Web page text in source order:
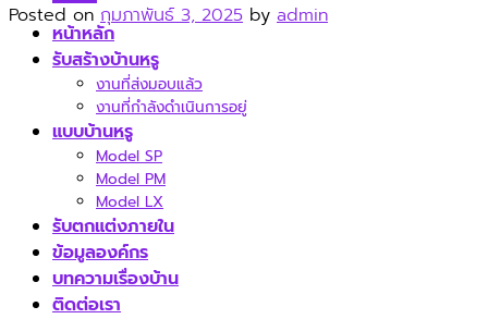
หน้าหลัก
รับสร้างบ้านหรู
งานที่ส่งมอบแล้ว
งานที่กำลังดำเนินการอยู่
แบบบ้านหรู
Model SP
Model PM
Model LX
รับตกแต่งภายใน
ข้อมูลองค์กร
บทความเรื่องบ้าน
ติดต่อเรา
Posted on กุมภาพันธ์ 3, 2025 by admin